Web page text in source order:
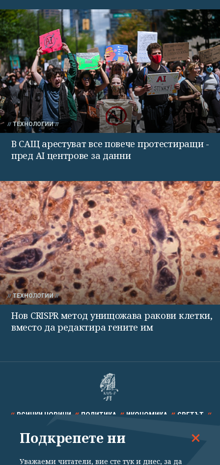
ТЕХНОЛОГИИ
В САЩ арестуват все повече протестиращи -
пред AI центрове за данни
ТЕХНОЛОГИИ
Нов CRISPR метод унищожава ракови клетки,
вместо да редактира гените им
ВСИЧКИ НОВИНИ ПОЛИТИКА ИКОНОМИКА СВЕТЪТ
СПОРТ КУЛТУРА ТЕХНОЛОГИИ КАЛЕЙДОСКОП
Подкрепете ни
Уважаеми читатели, вие сте тук и днес, за да